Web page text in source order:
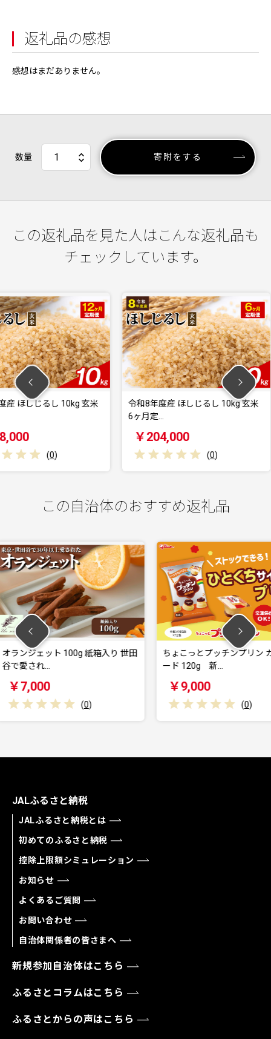
返礼品の感想
感想はまだありません。
数量 寄附をする
この返礼品を見た人はこんな返礼品も
チェックしています。
10kg 玄米
令和8年度産 ほしじるし 10kg 玄米
(0)
令和8年
この自治体のおすすめ返礼品
箱入り 世田
ちょこっとプッチンプリン カスタ
オラン
JALふるさと納税
JALふるさと納税とは
初めてのふるさと納税
控除上限額シミュレーション
お知らせ
よくあるご質問
お問い合わせ
自治体関係者の皆さまへ
新規参加自治体はこちら
ふるさとコラムはこちら
ふるさとからの声はこちら